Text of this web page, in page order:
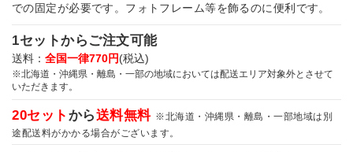
での固定が必要です。フォトフレーム等を飾るのに便利です。
1セットからご注文可能
送料： 全国一律770円(税込)
※北海道・沖縄県・離島・一部の地域においては配送エリア対象外とさせて
いただきます。
20セット から送料無料 ※北海道・沖縄県・離島・一部地域は別
途配送料がかかる場合がございます。